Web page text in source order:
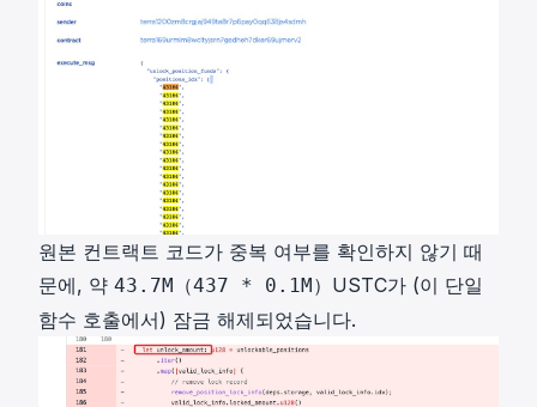
원본 컨트랙트 코드가 중복 여부를 확인하지 않기 때
문에, 약 43.7M （437 * 0.1M）USTC가 (이 단일
함수 호출에서) 잠금 해제되었습니다.